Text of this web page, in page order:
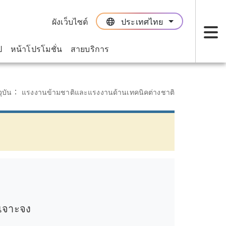
ผังเว็บไซต์ ประเทศไทย
หน้าโปรโมชั่น สายบริการ
น： แรงงานข้ามชาติและแรงงานด้านเทคนิคต่างชาติ
าะจง